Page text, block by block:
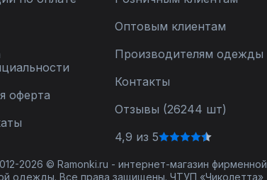
оферта
Оптовым клиентам
Производителям одежды
Контакты
Отзывы (26244 шт)
4,9 из 5
2026 © Ramonki.ru - интернет-магазин фирменной
одежды. Все права защищены. ЧТУП «Чиколетта»,